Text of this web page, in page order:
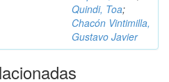
Quindi, Toa;
Chacón Vintimilla,
Gustavo Javier